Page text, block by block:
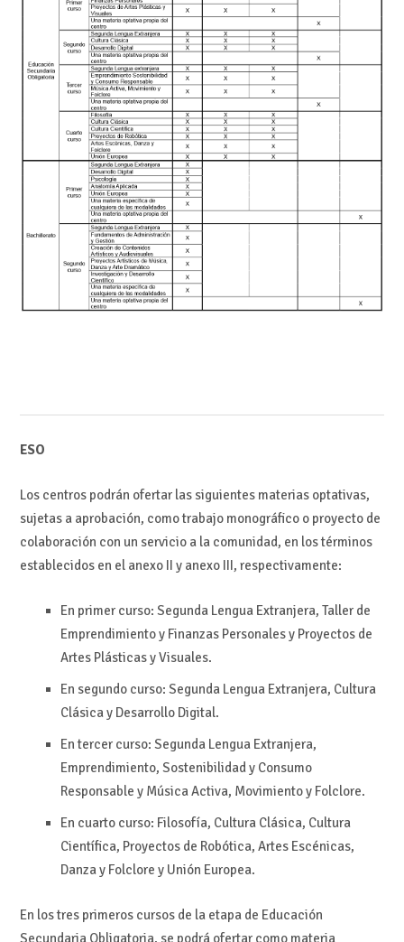
ESO
Los centros podrán ofertar las siguientes materias optativas,
sujetas a aprobación, como trabajo monográfico o proyecto de
colaboración con un servicio a la comunidad, en los términos
establecidos en el anexo II y anexo III, respectivamente:
En primer curso: Segunda Lengua Extranjera, Taller de
Emprendimiento y Finanzas Personales y Proyectos de
Artes Plásticas y Visuales.
En segundo curso: Segunda Lengua Extranjera, Cultura
Clásica y Desarrollo Digital.
En tercer curso: Segunda Lengua Extranjera,
Emprendimiento, Sostenibilidad y Consumo
Responsable y Música Activa, Movimiento y Folclore.
En cuarto curso: Filosofía, Cultura Clásica, Cultura
Científica, Proyectos de Robótica, Artes Escénicas,
Danza y Folclore y Unión Europea.
En los tres primeros cursos de la etapa de Educación
Secundaria Obligatoria, se podrá ofertar como materia